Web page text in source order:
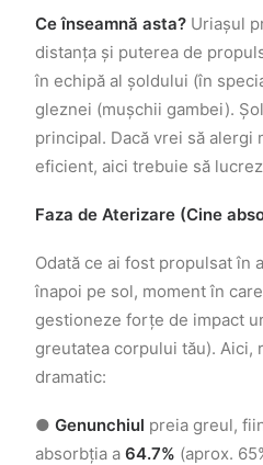
Ce înseamnă asta? Uriașul
distanța și puterea de
în echipă al șoldului (în
gleznei (mușchii gambei).
principal. Dacă vrei să alergi
eficient, aici trebuie să
Faza de Aterizare (Cine
Odată ce ai fost propulsat în
înapoi pe sol, moment în
gestioneze forțe de impact
greutatea corpului tău). Aici,
dramatic:
● Genunchiul preia greul,
absorbția a 64.7% (aprox.